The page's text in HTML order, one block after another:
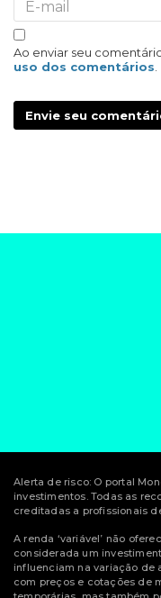
Ao enviar seu
uso dos comentários.
Envie seu
Alerta de risco: O portal
investimentos. Todas as
creditadas a profissionais
A renda ‘variável’ não
considerada um
influenciam na variação de
com preços e cotações de